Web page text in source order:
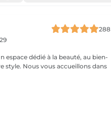
288
espace dédié à la beauté, au bien-
dans